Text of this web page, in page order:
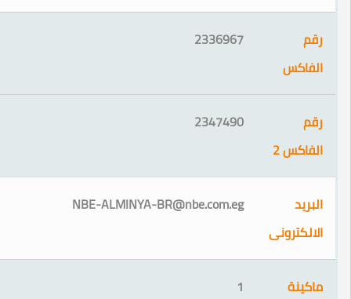
2336967
2347490
NBE-ALMINYA-BR@nbe.com.eg
1